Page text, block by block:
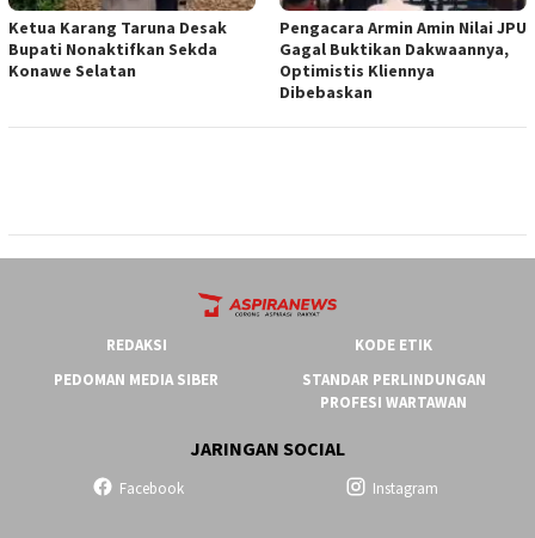
Ketua ‎Karang Taruna Desak
Bupati Nonaktifkan Sekda
Konawe Selatan
‎Pengacara Armin Amin Nilai JPU
Gagal Buktikan Dakwaannya,
Optimistis Kliennya
Dibebaskan
REDAKSI
KODE ETIK
PEDOMAN MEDIA SIBER
STANDAR PERLINDUNGAN
PROFESI WARTAWAN
JARINGAN SOCIAL
Facebook Instagram